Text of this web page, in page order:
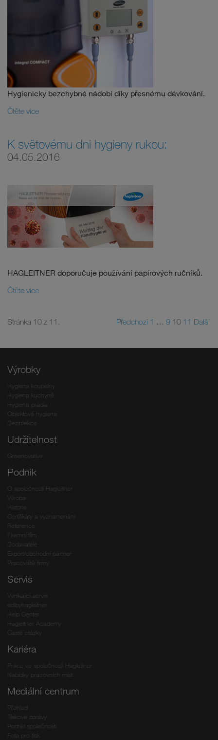
Hygienicky bezchybné nádobí díky přesnému dávkování.
Čtěte více
K světovému dni hygieny rukou:
04.05.2016
HAGLEITNER doporučuje používání papírových ručníků.
Čtěte více
Stránka 10 z 11. Předchozí 1 … 9 10 11 Další
Výrobky
Hygiena koupelny
Hygiena kuchyně
Hygiena prádla
Objektová hygiena
Dezinfekce
Udržitelnost
Greenovative
Podnik
O společnosti Hagleitner
Výroba
Historie
Certifikáty a vyznamenání
Reference
Firemní film
Dodavatelé
Export/obchodní partner
Pracoviště firmy
Servis
Vynikající servis
edibyhagleitner
Help Center
Hagleitner Academy
Časté otázky
Kariéra
Práce ve společnosti Hagleitner
Nabídky pracovních míst
Mediální centrum
Přehled
Tiskové zprávy
Portrét společnosti
Fota pro tisk